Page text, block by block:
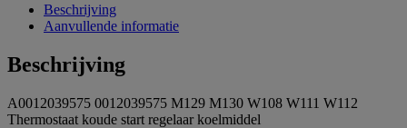
Beschrijving
Aanvullende informatie
Beschrijving
A0012039575 0012039575 M129 M130 W108 W111 W112
Thermostaat koude start regelaar koelmiddel